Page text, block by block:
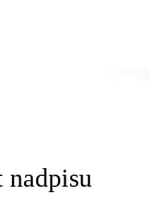
nadpisu